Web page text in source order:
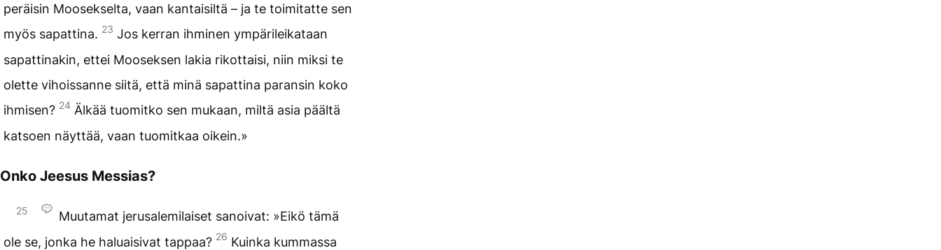
peräisin Moosekselta, vaan kantaisiltä – ja te toimitatte sen
myös sapattina. 23 Jos kerran ihminen ympärileikataan
sapattinakin, ettei Mooseksen lakia rikottaisi, niin miksi te
olette vihoissanne siitä, että minä sapattina paransin koko
ihmisen? 24 Älkää tuomitko sen mukaan, miltä asia päältä
katsoen näyttää, vaan tuomitkaa oikein.»
Onko Jeesus Messias?
25
Muutamat jerusalemilaiset sanoivat: »Eikö tämä
ole se, jonka he haluaisivat tappaa? 26 Kuinka kummassa